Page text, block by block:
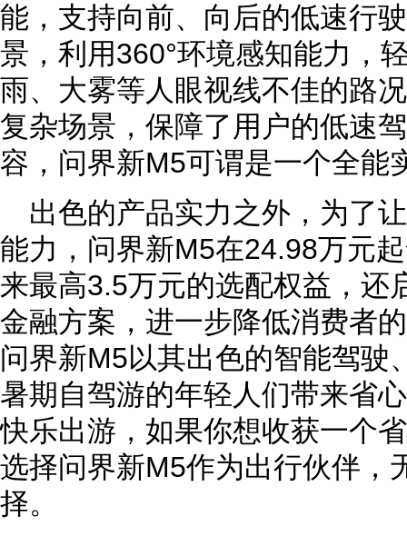
能，支持向前、向后的低速行
景，利用360°环境感知能力，
雨、大雾等人眼视线不佳的路
复杂场景，保障了用户的低速
容，问界新M5可谓是一个全能
出色的产品实力之外，为了
能力，问界新M5在24.98万元
来最高3.5万元的选配权益，还
金融方案，进一步降低消费者
问界新M5以其出色的智能驾驶
暑期自驾游的年轻人们带来省
快乐出游，如果你想收获一个
选择问界新M5作为出行伙伴，
择。